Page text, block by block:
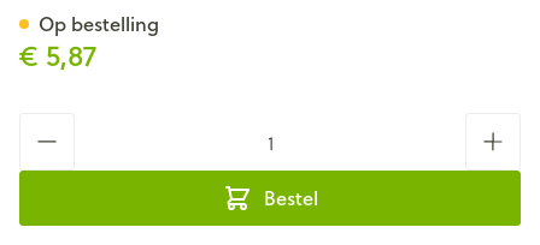
€ 5,87
Bestel
Op bestelling